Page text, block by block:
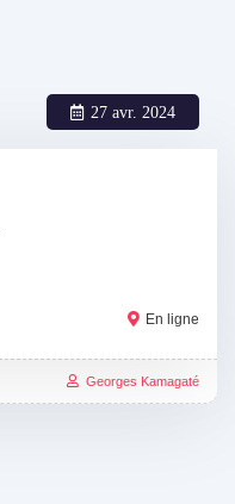
27 avr. 2024
En ligne
Georges Kamagaté